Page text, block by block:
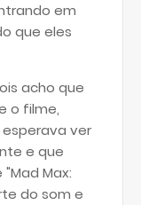
em
que eles
acho que
o filme,
esperava ver
e que
Max:
do som e